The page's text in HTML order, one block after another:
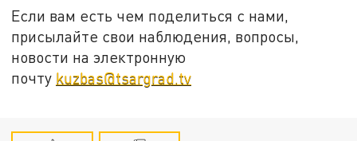
Если вам есть чем поделиться с нами,
присылайте свои наблюдения, вопросы,
новости на электронную
почту kuzbas@tsargrad.tv